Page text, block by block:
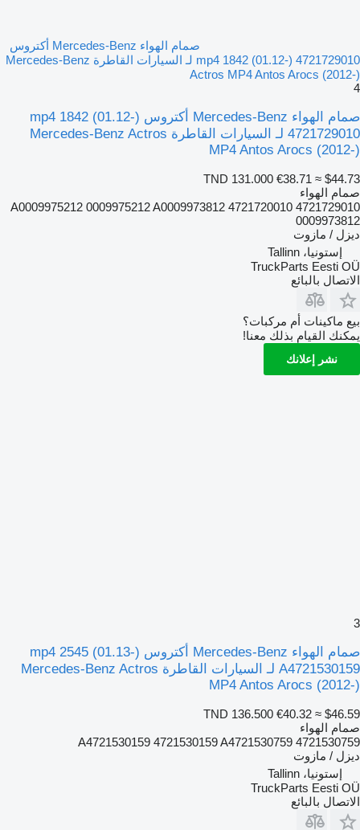
صمام الهواء Mercedes-Benz أكتروس
mp4 1842 (01.12-) 4721729010 لـ السيارات القاطرة Mercedes-Benz
Actros MP4 Antos Arocs (2012-)
4
صمام الهواء Mercedes-Benz أكتروس mp4 1842 (01.12-)
4721729010 لـ السيارات القاطرة Mercedes-Benz Actros
MP4 Antos Arocs (2012-)
TND 131.000 €38.71 ≈ $44.73
صمام الهواء
4721729010 4721720010 A0009975212 0009975212 A0009973812
0009973812
ديزل / مازوت
إستونيا، Tallinn
TruckParts Eesti OÜ
الاتصال بالبائع
بيع ماكينات أم مركبات؟
يمكنك القيام بذلك معنا!
نشر إعلانك
3
صمام الهواء Mercedes-Benz أكتروس mp4 2545 (01.13-)
A4721530159 لـ السيارات القاطرة Mercedes-Benz Actros
MP4 Antos Arocs (2012-)
TND 136.500 €40.32 ≈ $46.59
صمام الهواء
A4721530159 4721530159 A4721530759 4721530759
ديزل / مازوت
إستونيا، Tallinn
TruckParts Eesti OÜ
الاتصال بالبائع